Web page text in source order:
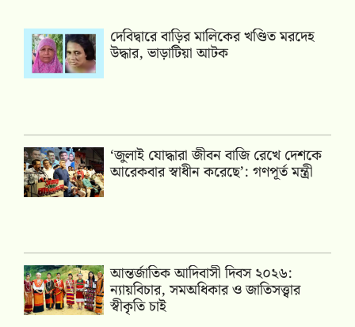
দেবিদ্বারে বাড়ির মালিকের খণ্ডিত মরদেহ
উদ্ধার, ভাড়াটিয়া আটক
‘জুলাই যোদ্ধারা জীবন বাজি রেখে দেশকে
আরেকবার স্বাধীন করেছে’: গণপূর্ত মন্ত্রী
আন্তর্জাতিক আদিবাসী দিবস ২০২৬:
ন্যায়বিচার, সমঅধিকার ও জাতিসত্ত্বার
স্বীকৃতি চাই